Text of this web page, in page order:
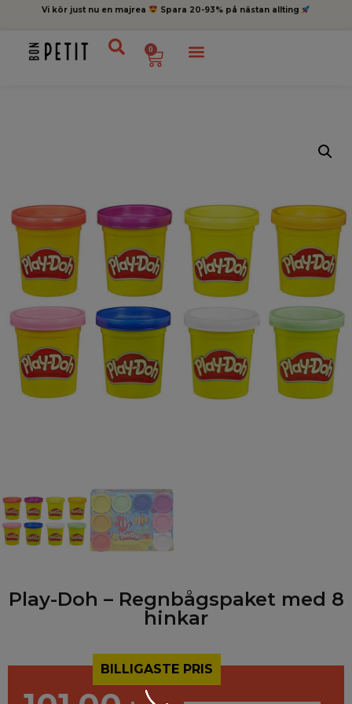
Vi kör just nu en majrea Spara 20-93% på nästan allting
0
Play-Doh – Regnbågspaket med 8
hinkar
BILLIGASTE PRIS